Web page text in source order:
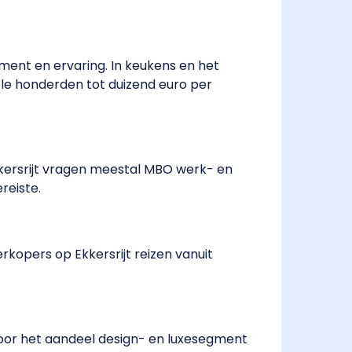
en ervaring. In keukens en het
honderden tot duizend euro per
vragen meestal MBO werk- en
op Ekkersrijt reizen vanuit
het aandeel design- en luxesegment